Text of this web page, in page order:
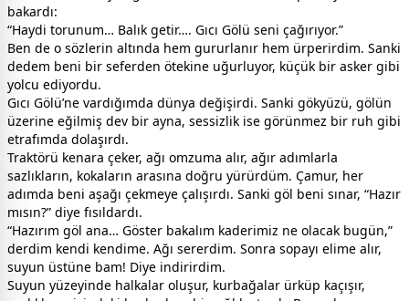
bakardı:
“Haydi torunum… Balık getir…. Gıcı Gölü seni çağırıyor.”
Ben de o sözlerin altında hem gururlanır hem ürperirdim. Sanki
dedem beni bir seferden ötekine uğurluyor, küçük bir asker gibi
yolcu ediyordu.
Gıcı Gölü’ne vardığımda dünya değişirdi. Sanki gökyüzü, gölün
üzerine eğilmiş dev bir ayna, sessizlik ise görünmez bir ruh gibi
etrafımda dolaşırdı.
Traktörü kenara çeker, ağı omzuma alır, ağır adımlarla
sazlıkların, kokaların arasına doğru yürürdüm. Çamur, her
adımda beni aşağı çekmeye çalışırdı. Sanki göl beni sınar, “Hazır
mısın?” diye fısıldardı.
“Hazırım göl ana… Göster bakalım kaderimiz ne olacak bugün,”
derdim kendi kendime. Ağı sererdim. Sonra sopayı elime alır,
suyun üstüne bam! Diye indirirdim.
Suyun yüzeyinde halkalar oluşur, kurbağalar ürküp kaçışır,